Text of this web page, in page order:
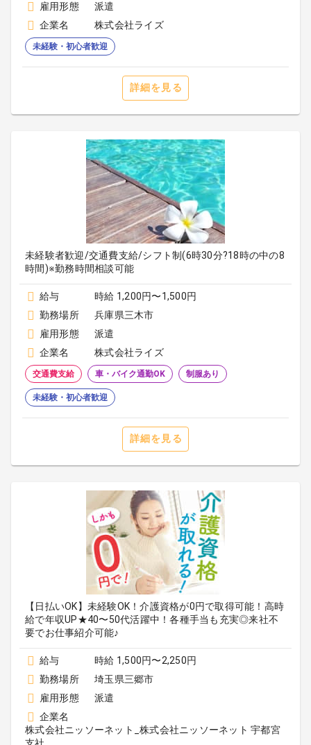
雇用形態
派遣
企業名
株式会社ライズ
未経験・初心者歓迎
詳細を見る
未経験者歓迎/交通費支給/シフト制(6時30分?18時の中の8
時間)※勤務時間相談可能
給与
時給 1,200円〜1,500円
勤務場所
兵庫県三木市
雇用形態
派遣
企業名
株式会社ライズ
交通費支給 車・バイク通勤OK 制服あり
未経験・初心者歓迎
詳細を見る
【日払いOK】未経験OK！介護資格が0円で取得可能！高時
給で年収UP★40〜50代活躍中！各種手当も充実◎来社不
要でお仕事紹介可能♪
給与
時給 1,500円〜2,250円
勤務場所
埼玉県三郷市
雇用形態
派遣
企業名
株式会社ニッソーネット_株式会社ニッソーネット 宇都宮